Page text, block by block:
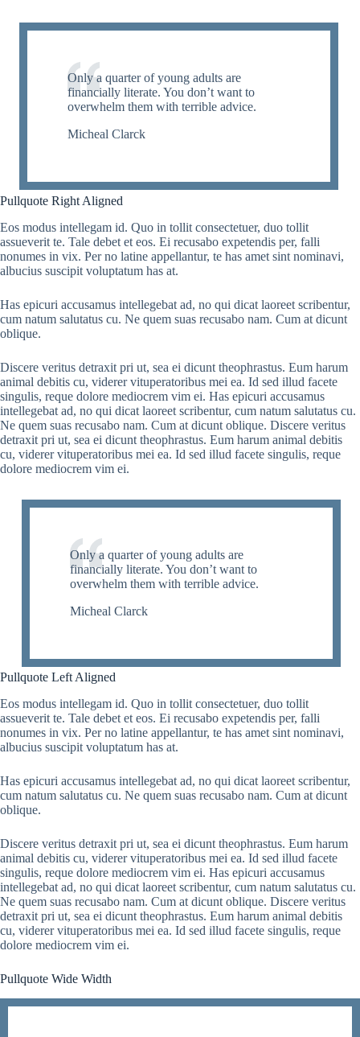
Only a quarter of young adults are
financially literate. You don’t want to
overwhelm them with terrible advice.
Micheal Clarck
Pullquote Right Aligned
Eos modus intellegam id. Quo in tollit consectetuer, duo tollit
assueverit te. Tale debet et eos. Ei recusabo expetendis per, falli
nonumes in vix. Per no latine appellantur, te has amet sint nominavi,
albucius suscipit voluptatum has at.
Has epicuri accusamus intellegebat ad, no qui dicat laoreet scribentur,
cum natum salutatus cu. Ne quem suas recusabo nam. Cum at dicunt
oblique.
Discere veritus detraxit pri ut, sea ei dicunt theophrastus. Eum harum
animal debitis cu, viderer vituperatoribus mei ea. Id sed illud facete
singulis, reque dolore mediocrem vim ei. Has epicuri accusamus
intellegebat ad, no qui dicat laoreet scribentur, cum natum salutatus cu.
Ne quem suas recusabo nam. Cum at dicunt oblique. Discere veritus
detraxit pri ut, sea ei dicunt theophrastus. Eum harum animal debitis
cu, viderer vituperatoribus mei ea. Id sed illud facete singulis, reque
dolore mediocrem vim ei.
Only a quarter of young adults are
financially literate. You don’t want to
overwhelm them with terrible advice.
Micheal Clarck
Pullquote Left Aligned
Eos modus intellegam id. Quo in tollit consectetuer, duo tollit
assueverit te. Tale debet et eos. Ei recusabo expetendis per, falli
nonumes in vix. Per no latine appellantur, te has amet sint nominavi,
albucius suscipit voluptatum has at.
Has epicuri accusamus intellegebat ad, no qui dicat laoreet scribentur,
cum natum salutatus cu. Ne quem suas recusabo nam. Cum at dicunt
oblique.
Discere veritus detraxit pri ut, sea ei dicunt theophrastus. Eum harum
animal debitis cu, viderer vituperatoribus mei ea. Id sed illud facete
singulis, reque dolore mediocrem vim ei. Has epicuri accusamus
intellegebat ad, no qui dicat laoreet scribentur, cum natum salutatus cu.
Ne quem suas recusabo nam. Cum at dicunt oblique. Discere veritus
detraxit pri ut, sea ei dicunt theophrastus. Eum harum animal debitis
cu, viderer vituperatoribus mei ea. Id sed illud facete singulis, reque
dolore mediocrem vim ei.
Pullquote Wide Width